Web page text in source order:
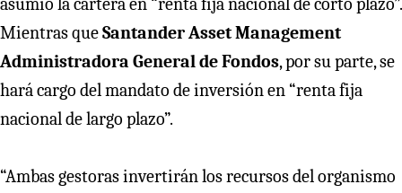
Mientras queSantander Asset Management
Administradora General de Fondos, por su parte, se
hará cargo del mandato de inversión en “renta fija
nacional de largo plazo”.
“Ambas gestoras invertirán los recursos del organismo